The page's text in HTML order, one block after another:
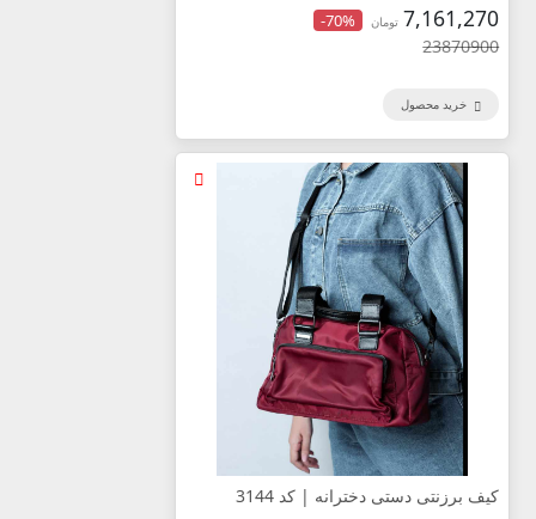
7,161,270 تومان -70%
23870900
خرید محصول
کیف برزنتی دستی دخترانه | کد 3144